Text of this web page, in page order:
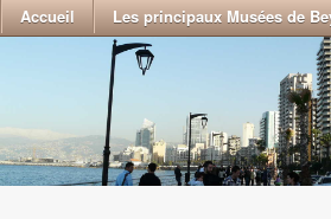
Accueil Les principaux Musées de